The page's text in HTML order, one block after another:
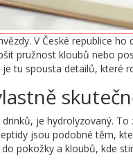
V České republice
pružnost kloubů nebo
tu spousta detailů, které
je hydrolyzovaný.
jsou podobné těm,
pokožky a kloubů, kde